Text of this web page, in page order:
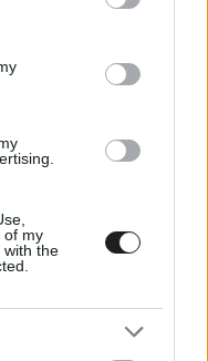
third-party tags to
in below Google
of my
with the
as
Mostban
2018-as felkészülés az
A három napos
itt keltek idén életre
név, de új arcok is